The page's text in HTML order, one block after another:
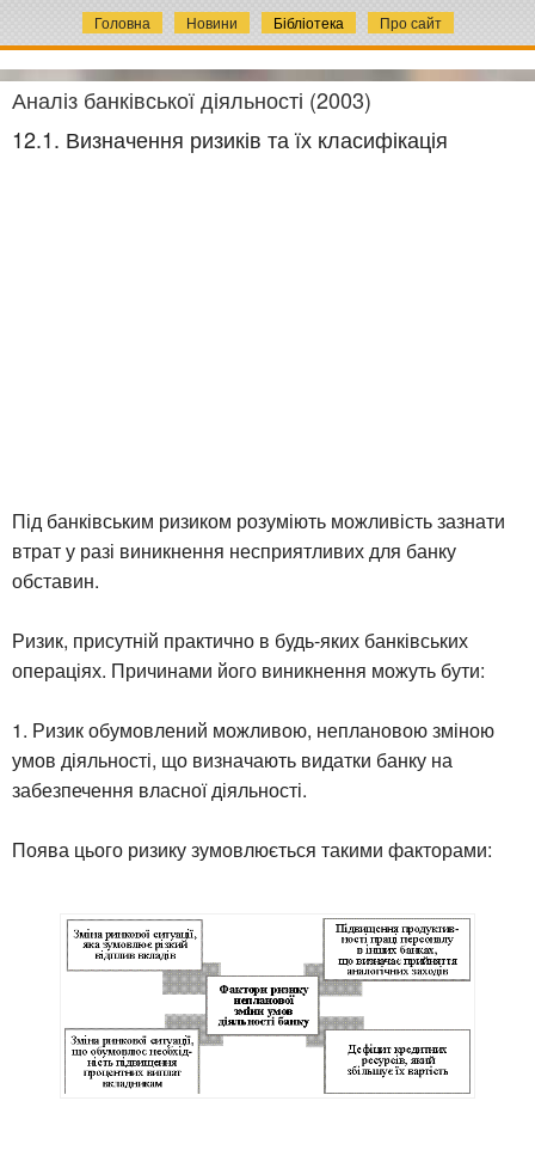
Головна Новини Бібліотека Про сайт
Аналіз банківської діяльності (2003)
12.1. Визначення ризиків та їх класифікація
Під банківським ризиком розуміють можливість зазнати
втрат у разі виникнення несприятливих для банку
обставин.
Ризик, присутній практично в будь-яких банківських
операціях. Причинами його виникнення можуть бути:
1. Ризик обумовлений можливою, неплановою зміною
умов діяльності, що визначають видатки банку на
забезпечення власної діяльності.
Поява цього ризику зумовлюється такими факторами: